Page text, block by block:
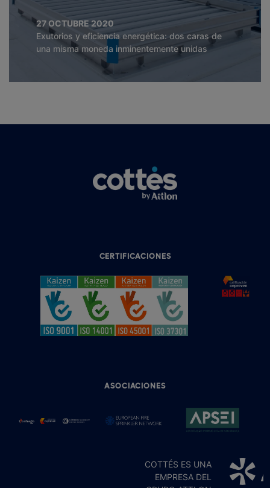
27 OCTUBRE 2020
Exutorios y eficiencia energética: dos caras de
una misma moneda inminentemente unidas
CERTIFICACIONES
ASOCIACIONES
COTTÉS ES UNA
EMPRESA DEL